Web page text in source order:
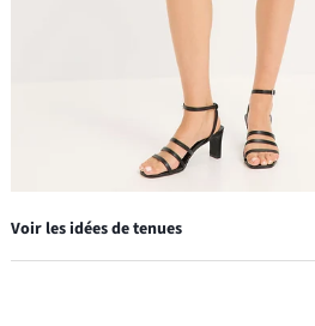
Voir les idées de tenues